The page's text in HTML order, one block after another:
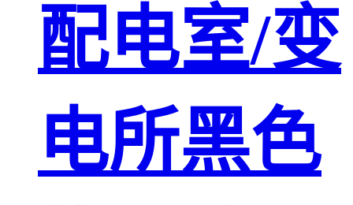
配电室/变
电所黑色